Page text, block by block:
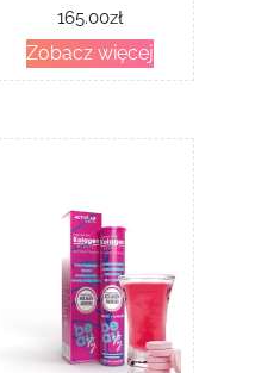
165.00zł
Zobacz więcej